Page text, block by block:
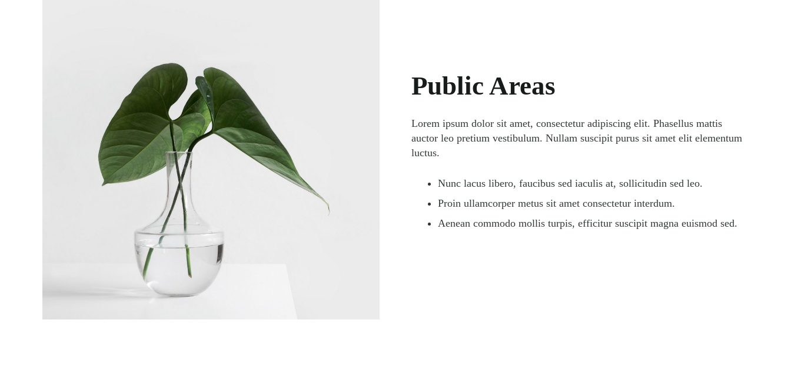
Public Areas
Lorem ipsum dolor sit amet, consectetur adipiscing elit. Phasellus mattis
auctor leo pretium vestibulum. Nullam suscipit purus sit amet elit elementum
luctus.
Nunc lacus libero, faucibus sed iaculis at, sollicitudin sed leo.
Proin ullamcorper metus sit amet consectetur interdum.
Aenean commodo mollis turpis, efficitur suscipit magna euismod sed.